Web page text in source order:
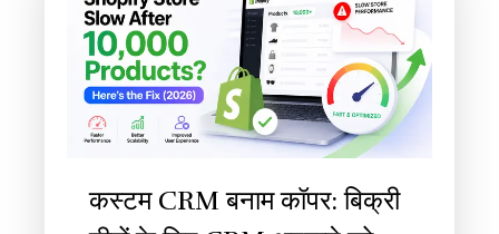
कस्टम CRM बनाम कॉपर: बिक्री